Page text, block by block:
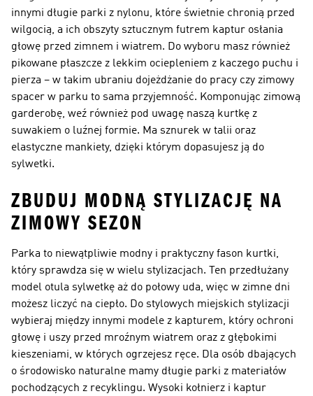
innymi długie parki z nylonu, które świetnie chronią przed
wilgocią, a ich obszyty sztucznym futrem kaptur osłania
głowę przed zimnem i wiatrem. Do wyboru masz również
pikowane płaszcze z lekkim ociepleniem z kaczego puchu i
pierza – w takim ubraniu dojeżdżanie do pracy czy zimowy
spacer w parku to sama przyjemność. Komponując zimową
garderobę, weź również pod uwagę naszą kurtkę z
suwakiem o luźnej formie. Ma sznurek w talii oraz
elastyczne mankiety, dzięki którym dopasujesz ją do
sylwetki.
ZBUDUJ MODNĄ STYLIZACJĘ NA
ZIMOWY SEZON
Parka to niewątpliwie modny i praktyczny fason kurtki,
który sprawdza się w wielu stylizacjach. Ten przedłużany
model otula sylwetkę aż do połowy uda, więc w zimne dni
możesz liczyć na ciepło. Do stylowych miejskich stylizacji
wybieraj między innymi modele z kapturem, który ochroni
głowę i uszy przed mroźnym wiatrem oraz z głębokimi
kieszeniami, w których ogrzejesz ręce. Dla osób dbających
o środowisko naturalne mamy długie parki z materiałów
pochodzących z recyklingu. Wysoki kołnierz i kaptur